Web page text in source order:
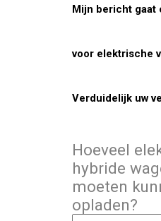
Mijn bericht gaat
voor elektrische
Verduidelijk uw
Hoeveel
hybride
moeten
opladen?